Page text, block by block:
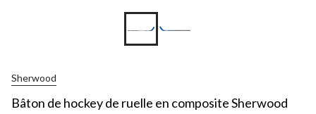
Sherwood
Bâton de hockey de ruelle en composite Sherwood